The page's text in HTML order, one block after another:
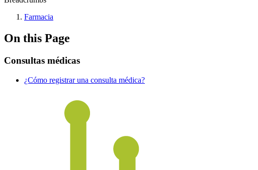
Farmacia
On this Page
Consultas médicas
¿Cómo registrar una consulta médica?